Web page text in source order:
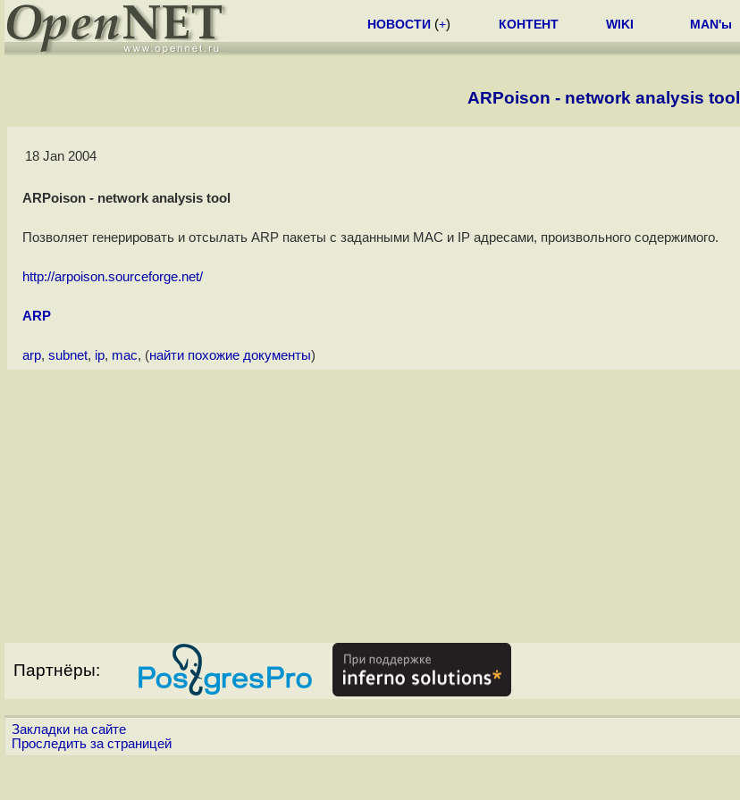
НОВОСТИ (+) КОНТЕНТ WIKI MAN'ы
ARPoison - network analysis tool
18 Jan 2004
ARPoison - network analysis tool
Позволяет генерировать и отсылать ARP пакеты с заданными MAC и IP адресами, произвольного содержимого.
http://arpoison.sourceforge.net/
ARP
arp, subnet, ip, mac, (найти похожие документы)
Партнёры:
Закладки на сайте
Проследить за страницей